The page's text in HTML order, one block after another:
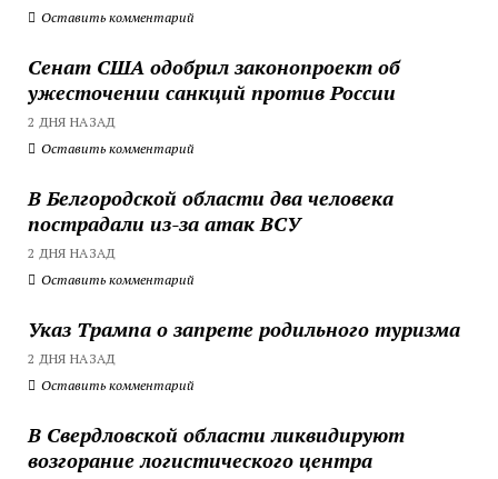
Оставить комментарий
Сенат США одобрил законопроект об
ужесточении санкций против России
2 ДНЯ НАЗАД
Оставить комментарий
В Белгородской области два человека
пострадали из-за атак ВСУ
2 ДНЯ НАЗАД
Оставить комментарий
Указ Трампа о запрете родильного туризма
2 ДНЯ НАЗАД
Оставить комментарий
В Свердловской области ликвидируют
возгорание логистического центра